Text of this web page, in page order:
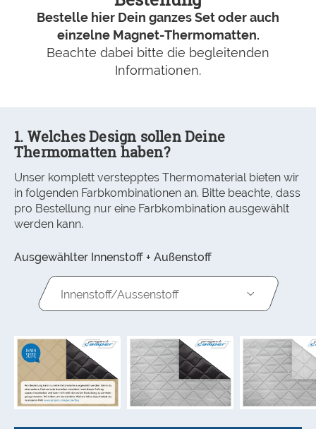
Bestelle hier Dein ganzes Set oder auch
einzelne Magnet-Thermomatten.
Beachte dabei bitte die begleitenden
Informationen.
1. Welches Design sollen Deine
Thermomatten haben?
Unser komplett verstepptes Thermomaterial bieten wir
in folgenden Farbkombinationen an. Bitte beachte, dass
pro Bestellung nur eine Farbkombination ausgewählt
werden kann.
Ausgewählter Innenstoff + Außenstoff
Innenstoff/Aussenstoff